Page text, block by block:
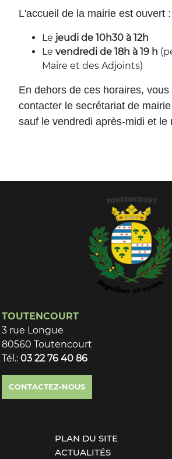
L'accueil de la mairie est ouvert :
Le jeudi de 10h30 à 12h
Le vendredi de 18h à 19 h
Maire et des Adjoints)
En dehors de ces horaires, vous
contacter le secrétariat de
sauf le vendredi après-midi et le
TOUTENCOURT
3 rue Longue
80560 Toutencourt
Tél.: 03 22 76 40 86
CONTACTEZ-NOUS
PLAN DU SITE
ACTUALITÉS